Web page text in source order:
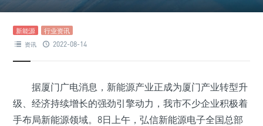
新能源 行业资讯
资讯 2022-08-14
据厦门广电消息，新能源产业正成为厦门产业转型升
级、经济持续增长的强劲引擎动力，我市不少企业积极着
手布局新能源领域。8日上午，弘信新能源电子全国总部